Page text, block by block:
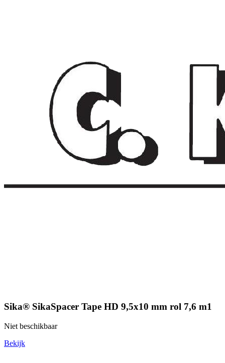
Sika® SikaSpacer Tape HD 9,5x10 mm rol 7,6 m1
Niet beschikbaar
Bekijk